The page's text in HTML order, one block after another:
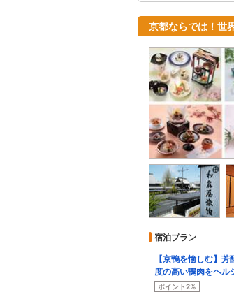
京都ならでは！世
宿泊プラン
【京鴨を愉しむ】
度の高い鴨肉をヘル
ポイント2%